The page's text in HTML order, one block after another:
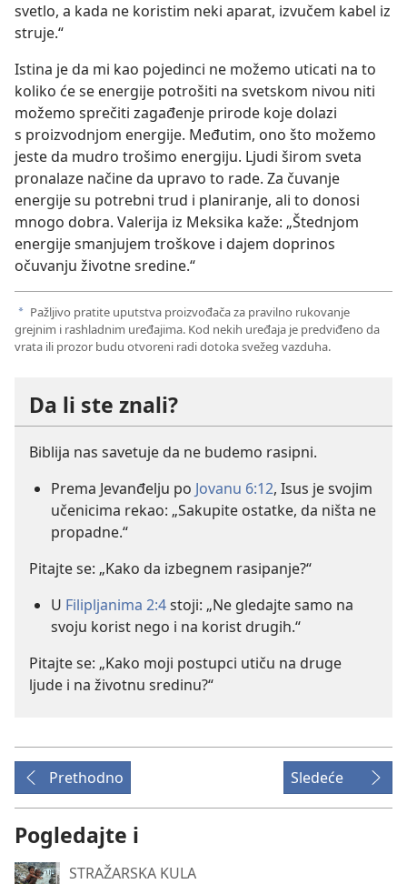
svetlo, a kada ne koristim neki aparat, izvučem kabel iz
struje.“
Istina je da mi kao pojedinci ne možemo uticati na to
koliko će se energije potrošiti na svetskom nivou niti
možemo sprečiti zagađenje prirode koje dolazi
s proizvodnjom energije. Međutim, ono što možemo
jeste da mudro trošimo energiju. Ljudi širom sveta
pronalaze načine da upravo to rade. Za čuvanje
energije su potrebni trud i planiranje, ali to donosi
mnogo dobra. Valerija iz Meksika kaže: „Štednjom
energije smanjujem troškove i dajem doprinos
očuvanju životne sredine.“
a Pažljivo pratite uputstva proizvođača za pravilno rukovanje
grejnim i rashladnim uređajima. Kod nekih uređaja je predviđeno da
vrata ili prozor budu otvoreni radi dotoka svežeg vazduha.
Da li ste znali?
Biblija nas savetuje da ne budemo rasipni.
Prema Jevanđelju po Jovanu 6:12, Isus je svojim
učenicima rekao: „Sakupite ostatke, da ništa ne
propadne.“
Pitajte se: „Kako da izbegnem rasipanje?“
U Filipljanima 2:4stoji: „Ne gledajte samo na
svoju korist nego i na korist drugih.“
Pitajte se: „Kako moji postupci utiču na druge
ljude i na životnu sredinu?“
Prethodno Sledeće
Pogledajte i
STRAŽARSKA KULA